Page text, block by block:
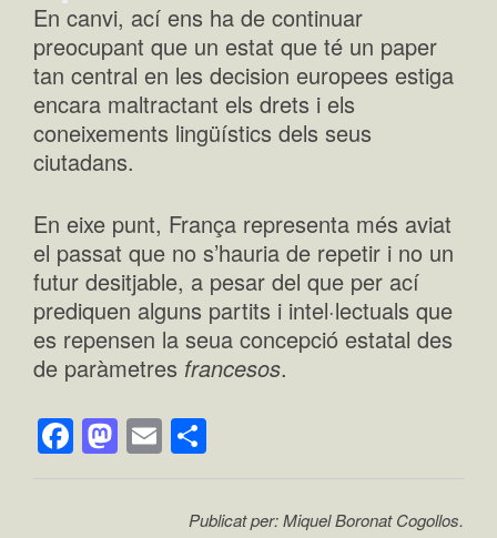
En canvi, ací ens ha de continuar
preocupant que un estat que té un paper
tan central en les decision europees estiga
encara maltractant els drets i els
coneixements lingüístics dels seus
ciutadans.
En eixe punt, França representa més aviat
el passat que no s’hauria de repetir i no un
futur desitjable, a pesar del que per ací
prediquen alguns partits i intel·lectuals que
es repensen la seua concepció estatal des
de paràmetres francesos.
Facebook
Mastodon
Email
Publicat per: Miquel Boronat Cogollos.